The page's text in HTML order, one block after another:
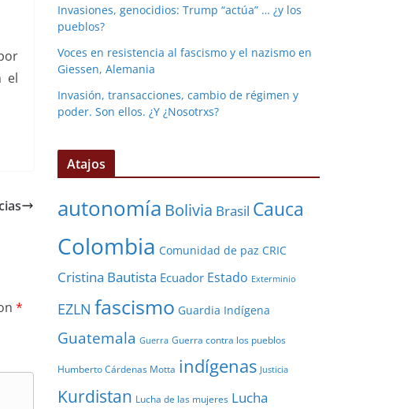
el
*
Invasiones, genocidios: Trump “actúa” … ¿y los
pueblos?
Voces en resistencia al fascismo y el nazismo en
Giessen, Alemania
Invasión, transacciones, cambio de régimen y
poder. Son ellos. ¿Y ¿Nosotrxs?
Atajos
autonomía Bolivia Brasil Cauca
Colombia Comunidad de paz CRIC
Cristina Bautista Ecuador Estado Exterminio
EZLN fascismo Guardia Indígena
Guatemala Guerra Guerra contra los pueblos
Humberto Cárdenas Motta indígenas Justicia
Kurdistan Lucha de las mujeres Lucha